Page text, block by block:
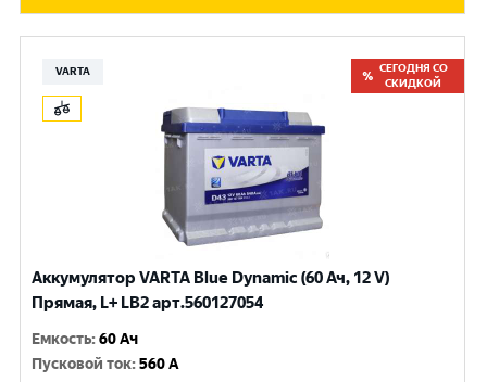
VARTA
СЕГОДНЯ СО
СКИДКОЙ
Аккумулятор VARTA Blue Dynamic (60 Ач, 12 V)
Прямая, L+ LB2 арт.560127054
Емкость:60 Ач
Пусковой ток:560 A